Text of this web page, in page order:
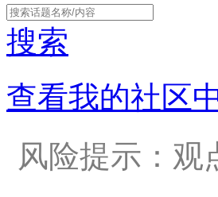
搜索
查看我的社区
风险提示：观